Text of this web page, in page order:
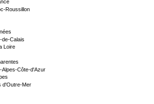
Roussillon
de-Calais
Loire
Alpes-Côte-d'Azur
d'Outre-Mer